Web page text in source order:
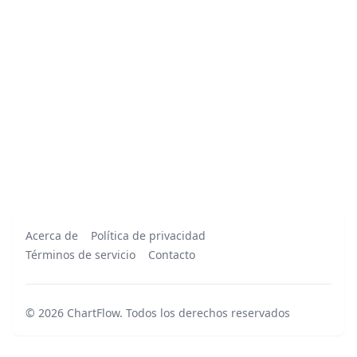
Acerca de
Política de privacidad
Términos de servicio
Contacto
© 2026 ChartFlow. Todos los derechos reservados